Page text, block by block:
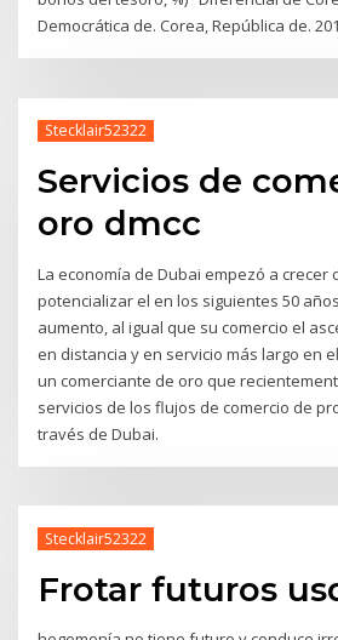
Democrática de. Corea, República de.
Stecklair52322
Servicios de
oro dmcc
La economía de Dubai empezó a crecer
potencializar el en los siguientes 50
aumento, al igual que su comercio el
en distancia y en servicio más largo en
un comerciante de oro que
servicios de los flujos de comercio de
través de Dubai.
Stecklair52322
Frotar futuros